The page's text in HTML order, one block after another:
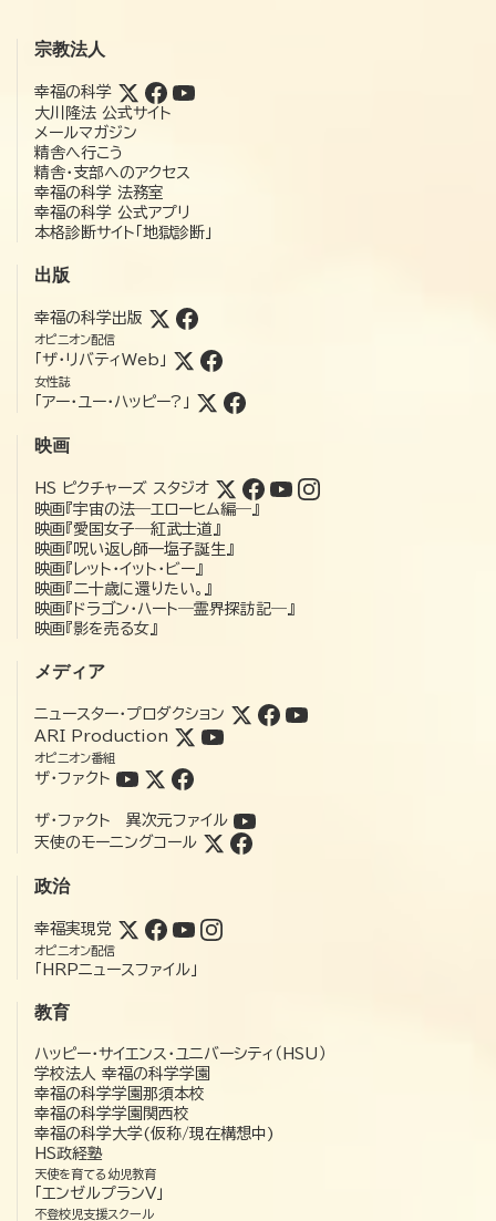
宗教法人
幸福の科学
大川隆法 公式サイト
メールマガジン
精舎へ行こう
精舎・支部へのアクセス
幸福の科学 法務室
幸福の科学 公式アプリ
本格診断サイト「地獄診断」
出版
幸福の科学出版
オピニオン配信
「ザ・リバティWeb」
女性誌
「アー・ユー・ハッピー?」
映画
HS ピクチャーズ スタジオ
映画『宇宙の法―エローヒム編―』
映画『愛国女子―紅武士道』
映画『呪い返し師—塩子誕生』
映画『レット・イット・ビー』
映画『二十歳に還りたい。』
映画『ドラゴン・ハート―霊界探訪記―』
映画『影を売る女』
メディア
ニュースター・プロダクション
ARI Production
オピニオン番組
ザ・ファクト
ザ・ファクト 異次元ファイル
天使のモーニングコール
政治
幸福実現党
オピニオン配信
「HRPニュースファイル」
教育
ハッピー・サイエンス・ユニバーシティ（HSU）
学校法人 幸福の科学学園
幸福の科学学園那須本校
幸福の科学学園関西校
幸福の科学大学(仮称/現在構想中)
HS政経塾
天使を育てる幼児教育
「エンゼルプランV」
不登校児支援スクール